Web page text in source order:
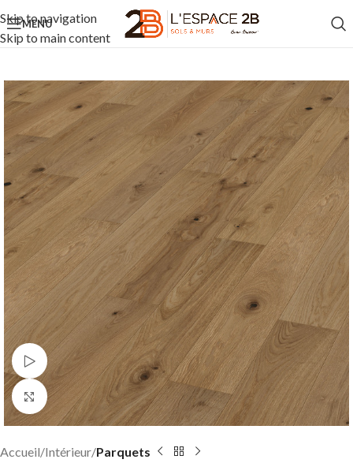
Skip to navigation
Skip to main content
MENU
Watch video
Click to enlarge
Accueil Intérieur Parquets